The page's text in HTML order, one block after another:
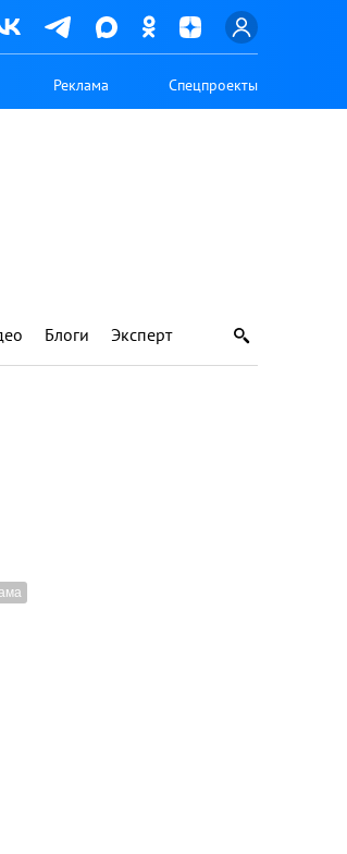
Реклама Спецпроекты
Блоги Эксперт